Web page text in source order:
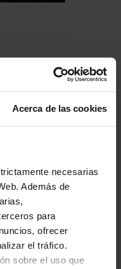
Acerca de las cookies
necesarias
Además de
para
ofrecer
el tráfico.
sobre el uso que
Coriolà, op.
para piano y